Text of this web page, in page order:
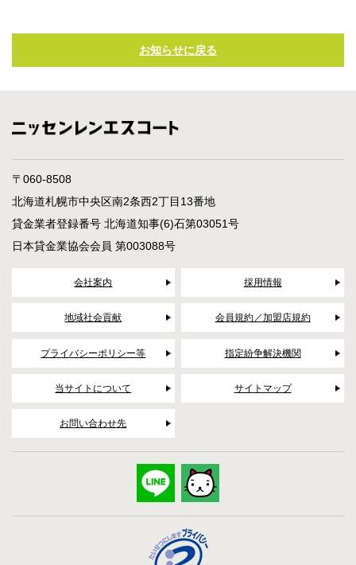
お知らせに戻る
〒060-8508
北海道札幌市中央区南2条西2丁目13番地
貸金業者登録番号 北海道知事(6)石第03051号
日本貸金業協会会員 第003088号
会社案内 採用情報
地域社会貢献 会員規約／加盟店規約
プライバシーポリシー等 指定紛争解決機関
当サイトについて サイトマップ
お問い合わせ先